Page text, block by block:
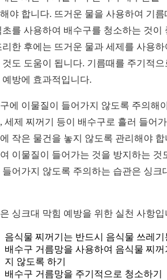
야 합니다. 뜨거운 물을 사용하여 기
초를 사용하여 배수구를 청소하는 것이
리한 후에는 뜨거운 물과 세제를 사용
것도 도움이 됩니다. 기름때를 주기적
예방에 효과적입니다.
에 이물질이 들어가지 않도록 주의해
세제 찌꺼기 등이 배수구로 흘러 들어
작은 물건을 놓지 않도록 관리해야
이물질이 들어가는 것을 방지하는 것
들어가지 않도록 주의하는 습관은 싱크
싱크대 막힘 예방을 위한 실천 사항입
음식물 찌꺼기는 반드시 음식물 쓰레기
배수구 거름망을 사용하여 음식물 찌
지 않도록 하기
배수구 거름망을 주기적으로 청소하기